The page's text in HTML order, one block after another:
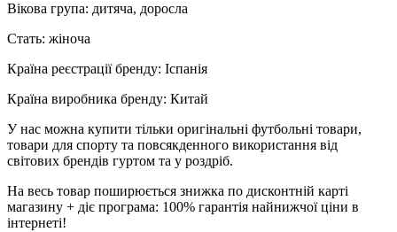
Вікова група: дитяча, доросла
Стать: жіноча
Країна реєстрації бренду: Іспанія
Країна виробника бренду: Китай
У нас можна купити тільки оригінальні футбольні товари,
товари для спорту та повсякденного використання від
світових брендів гуртом та у роздріб.
На весь товар поширюється знижка по дисконтній карті
магазину + діє програма: 100% гарантія найнижчої ціни в
інтернеті!